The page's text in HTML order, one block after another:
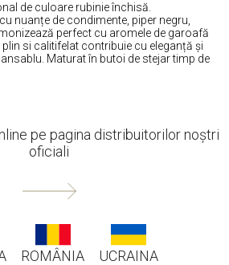
de culoare rubinie închisă.
nuanțe de condimente, piper negru,
perfect cu aromele de garoafă
si calitifelat contribuie cu eleganță și
Maturat în butoi de stejar timp de
pe pagina distribuitorilor noștri
oficiali
ROMÂNIA UCRAINA